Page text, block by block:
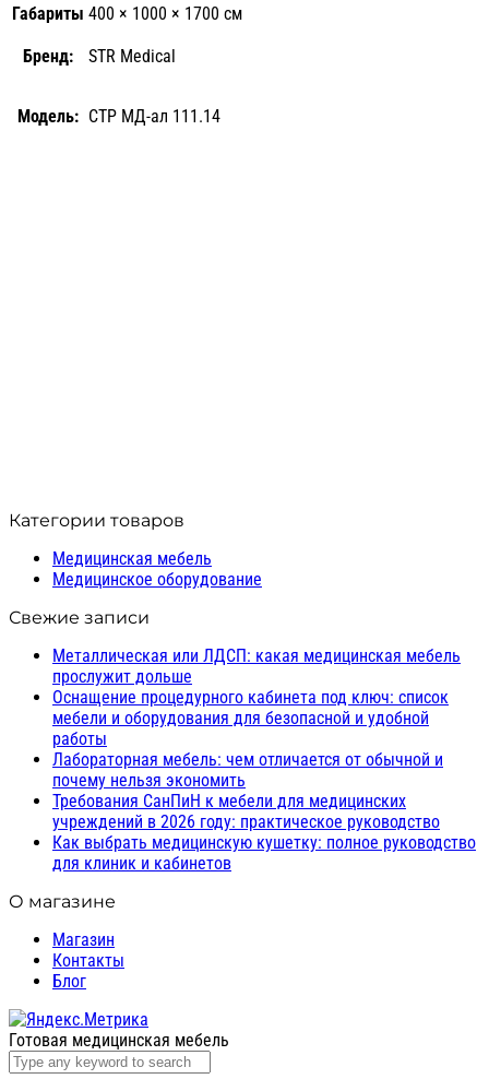
Габариты 400 × 1000 × 1700 см
Бренд: STR Medical
Модель: СТР МД-ал 111.14
Категории товаров
Медицинская мебель
Медицинское оборудование
Свежие записи
Металлическая или ЛДСП: какая медицинская мебель
прослужит дольше
Оснащение процедурного кабинета под ключ: список
мебели и оборудования для безопасной и удобной
работы
Лабораторная мебель: чем отличается от обычной и
почему нельзя экономить
Требования СанПиН к мебели для медицинских
учреждений в 2026 году: практическое руководство
Как выбрать медицинскую кушетку: полное руководство
для клиник и кабинетов
О магазине
Магазин
Контакты
Блог
Готовая медицинская мебель